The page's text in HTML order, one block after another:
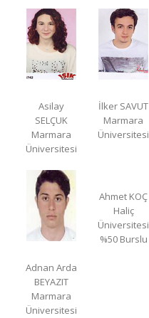
Asilay
SELÇUK
Marmara
Üniversitesi
İlker SAVUT
Marmara
Üniversitesi
Adnan Arda
BEYAZIT
Marmara
Üniversitesi
Ahmet KOÇ
Haliç
Üniversitesi
%50 Burslu